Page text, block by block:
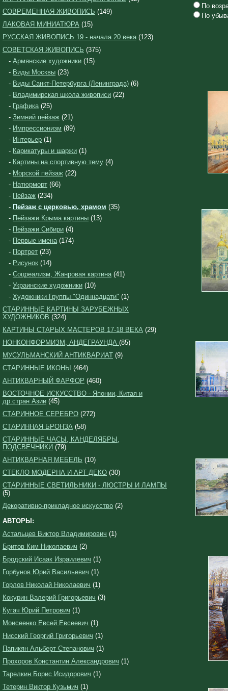
СОВРЕМЕННАЯ ЖИВОПИСЬ (149)
ЛАКОВАЯ МИНИАТЮРА (15)
РУССКАЯ ЖИВОПИСЬ 19 - начала 20 века(123)
СОВЕТСКАЯ ЖИВОПИСЬ (375)
- Армянские художники (15)
- Виды Москвы (23)
- Виды Санкт-Петербурга (Ленинграда) (6)
- Владимирская школа живописи (22)
- Графика(25)
- Зимний пейзаж (21)
- Импрессионизм (89)
- Интерьер (1)
- Карикатуры и шаржи (1)
- Картины на спортивную тему (4)
- Морской пейзаж (22)
- Натюрморт (66)
- Пейзаж (234)
- Пейзаж с церковью, храмом (35)
- Пейзажи Крыма картины (13)
- Пейзажи Сибири (4)
- Первые имена(174)
- Портрет (23)
- Рисунок (14)
- Соцреализм, Жанровая картина(41)
- Украинские художники (10)
- Художники Группы "Одиннадцати" (1)
СТАРИННЫЕ КАРТИНЫ ЗАРУБЕЖНЫХ
ХУДОЖНИКОВ (324)
КАРТИНЫ СТАРЫХ МАСТЕРОВ 17-18 ВЕКА (29)
НОНКОНФОРМИЗМ, АНДЕГРАУНДА (85)
МУСУЛЬМАНСКИЙ АНТИКВАРИАТ (9)
СТАРИННЫЕ ИКОНЫ (464)
АНТИКВАРНЫЙ ФАРФОР (460)
ВОСТОЧНОЕ ИСКУССТВО - Японии, Китая и
др.стран Азии (45)
СТАРИННОЕ СЕРЕБРО (272)
СТАРИННАЯ БРОНЗА (58)
СТАРИННЫЕ ЧАСЫ, КАНДЕЛЯБРЫ,
ПОДСВЕЧНИКИ (79)
АНТИКВАРНАЯ МЕБЕЛЬ (10)
СТЕКЛО МОДЕРНА И АРТ ДЕКО (30)
СТАРИННЫЕ СВЕТИЛЬНИКИ - ЛЮСТРЫ И ЛАМПЫ
(5)
Декоративно-прикладное искусство (2)
АВТОРЫ:
Астальцев Виктор Владимирович (1)
Бритов Ким Николаевич (2)
Бродский Исаак Израилевич (1)
Горбунов Юрий Васильевич (1)
Горлов Николай Николаевич (1)
Кокурин Валерий Григорьевич (3)
Кугач Юрий Петрович (1)
Моисеенко Евсей Евсеевич (1)
Нисский Георгий Григорьевич (1)
Папикян Альберт Степанович (1)
Прохоров Константин Александрович (1)
Тарелкин Борис Исидорович (1)
Тетерин Виктор Кузьмич (1)
По
По